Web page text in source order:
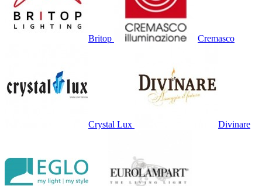
Britop Cremasco
Crystal Lux Divinare